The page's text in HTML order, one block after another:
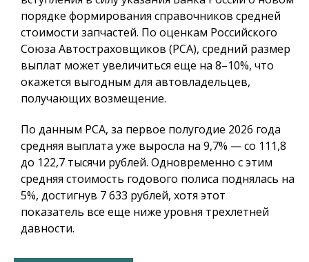
порядке формирования справочников средней
стоимости запчастей. По оценкам Российского
Союза Автостраховщиков (РСА), средний размер
выплат может увеличиться еще на 8–10%, что
окажется выгодным для автовладельцев,
получающих возмещение.
По данным РСА, за первое полугодие 2026 года
средняя выплата уже выросла на 9,7% — со 111,8
до 122,7 тысячи рублей. Одновременно с этим
средняя стоимость годового полиса поднялась на
5%, достигнув 7 633 рублей, хотя этот
показатель все еще ниже уровня трехлетней
давности.